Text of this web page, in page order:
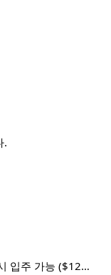
.
능 ($1200 monthly)